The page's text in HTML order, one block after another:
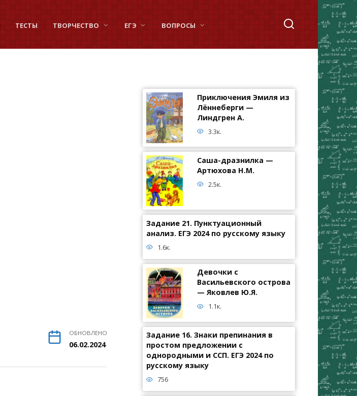
ТЕСТЫ ТВОРЧЕСТВО ЕГЭ ВОПРОСЫ
ОБНОВЛЕНО
06.02.2024
Приключения Эмиля из
Лённеберги —
Линдгрен А.
3.3к.
Саша-дразнилка —
Артюхова Н.М.
2.5к.
Задание 21. Пунктуационный
анализ. ЕГЭ 2024 по русскому языку
1.6к.
Девочки с
Васильевского острова
— Яковлев Ю.Я.
1.1к.
Задание 16. Знаки препинания в
простом предложении с
однородными и ССП. ЕГЭ 2024 по
русскому языку
756